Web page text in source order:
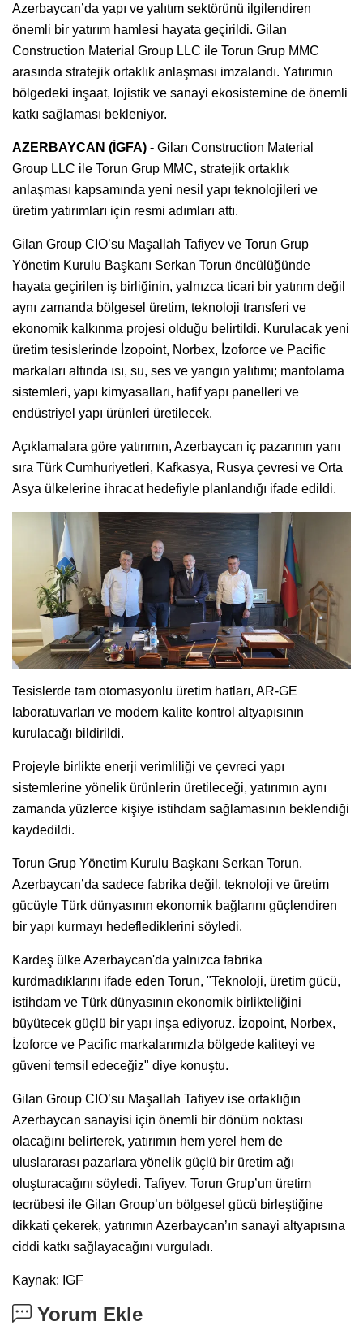
Azerbaycan’da yapı ve yalıtım sektörünü ilgilendiren
önemli bir yatırım hamlesi hayata geçirildi. Gilan
Construction Material Group LLC ile Torun Grup MMC
arasında stratejik ortaklık anlaşması imzalandı. Yatırımın
bölgedeki inşaat, lojistik ve sanayi ekosistemine de önemli
katkı sağlaması bekleniyor.
AZERBAYCAN (İGFA) - Gilan Construction Material
Group LLC ile Torun Grup MMC, stratejik ortaklık
anlaşması kapsamında yeni nesil yapı teknolojileri ve
üretim yatırımları için resmi adımları attı.
Gilan Group CIO’su Maşallah Tafiyev ve Torun Grup
Yönetim Kurulu Başkanı Serkan Torun öncülüğünde
hayata geçirilen iş birliğinin, yalnızca ticari bir yatırım değil
aynı zamanda bölgesel üretim, teknoloji transferi ve
ekonomik kalkınma projesi olduğu belirtildi. Kurulacak yeni
üretim tesislerinde İzopoint, Norbex, İzoforce ve Pacific
markaları altında ısı, su, ses ve yangın yalıtımı; mantolama
sistemleri, yapı kimyasalları, hafif yapı panelleri ve
endüstriyel yapı ürünleri üretilecek.
Açıklamalara göre yatırımın, Azerbaycan iç pazarının yanı
sıra Türk Cumhuriyetleri, Kafkasya, Rusya çevresi ve Orta
Asya ülkelerine ihracat hedefiyle planlandığı ifade edildi.
Tesislerde tam otomasyonlu üretim hatları, AR-GE
laboratuvarları ve modern kalite kontrol altyapısının
kurulacağı bildirildi.
Projeyle birlikte enerji verimliliği ve çevreci yapı
sistemlerine yönelik ürünlerin üretileceği, yatırımın aynı
zamanda yüzlerce kişiye istihdam sağlamasının beklendiği
kaydedildi.
Torun Grup Yönetim Kurulu Başkanı Serkan Torun,
Azerbaycan’da sadece fabrika değil, teknoloji ve üretim
gücüyle Türk dünyasının ekonomik bağlarını güçlendiren
bir yapı kurmayı hedeflediklerini söyledi.
Kardeş ülke Azerbaycan'da yalnızca fabrika
kurdmadıklarını ifade eden Torun, "Teknoloji, üretim gücü,
istihdam ve Türk dünyasının ekonomik birlikteliğini
büyütecek güçlü bir yapı inşa ediyoruz. İzopoint, Norbex,
İzoforce ve Pacific markalarımızla bölgede kaliteyi ve
güveni temsil edeceğiz" diye konuştu.
Gilan Group CIO’su Maşallah Tafiyev ise ortaklığın
Azerbaycan sanayisi için önemli bir dönüm noktası
olacağını belirterek, yatırımın hem yerel hem de
uluslararası pazarlara yönelik güçlü bir üretim ağı
oluşturacağını söyledi. Tafiyev, Torun Grup’un üretim
tecrübesi ile Gilan Group’un bölgesel gücü birleştiğine
dikkati çekerek, yatırımın Azerbaycan’ın sanayi altyapısına
ciddi katkı sağlayacağını vurguladı.
Kaynak: IGF
Yorum Ekle